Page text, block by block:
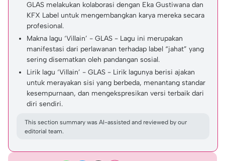
GLAS melakukan kolaborasi dengan Eka Gustiwana dan
KFX Label untuk mengembangkan karya mereka secara
profesional.
Makna lagu ‘Villain’ - GLAS - Lagu ini merupakan
manifestasi dari perlawanan terhadap label “jahat” yang
sering disematkan oleh pandangan sosial.
Lirik lagu ‘Villain’ - GLAS - Lirik lagunya berisi ajakan
untuk merayakan sisi yang berbeda, menantang standar
kesempurnaan, dan mengekspresikan versi terbaik dari
diri sendiri.
This section summary was AI-assisted and reviewed by our
editorial team.